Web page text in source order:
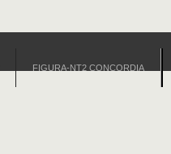
FIGURA-NT2 CONCORDIA